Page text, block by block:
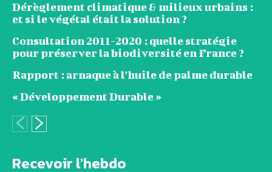
Dérèglement climatique & milieux urbains :
et si le végétal était la solution ?
Consultation 2011-2020 : quelle stratégie
pour préserver la biodiversité en France ?
Rapport : arnaque à l’huile de palme durable
« Développement Durable »
Recevoir l'hebdo